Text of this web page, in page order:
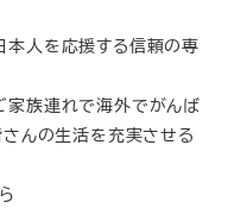
本人を応援する信頼の専
家族連れで海外でがんば
んの生活を充実させる